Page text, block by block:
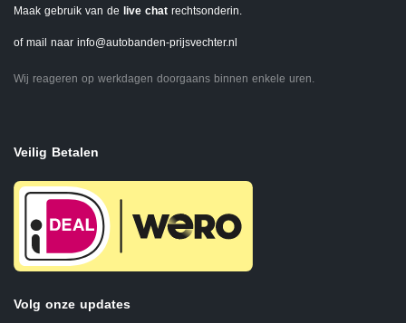
Maak gebruik van de live chat rechtsonderin.
of mail naar info@autobanden-prijsvechter.nl
Wij reageren op werkdagen doorgaans binnen enkele uren.
Veilig Betalen
Volg onze updates